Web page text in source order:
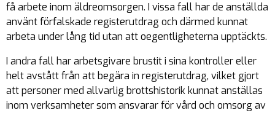
få arbete inom äldreomsorgen. I vissa fall har de anställda
använt förfalskade registerutdrag och därmed kunnat
arbeta under lång tid utan att oegentligheterna upptäckts.
I andra fall har arbetsgivare brustit i sina kontroller eller
helt avstått från att begära in registerutdrag, vilket gjort
att personer med allvarlig brottshistorik kunnat anställas
inom verksamheter som ansvarar för vård och omsorg av